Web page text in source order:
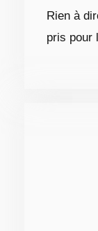
Rien à
pris pour